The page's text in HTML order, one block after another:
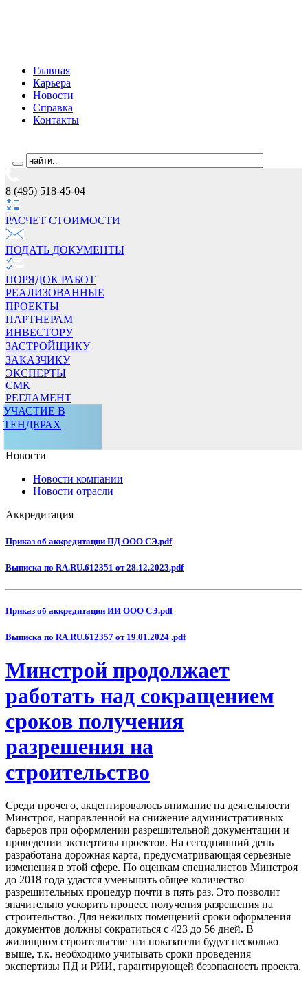
Главная
Карьера
Новости
Справка
Контакты
8 (495) 518-45-04
РАСЧЕТ СТОИМОCТИ
ПОДАТЬ ДОКУМЕНТЫ
ПОРЯДОК РАБОТ
РЕАЛИЗОВАННЫЕ
ПРОЕКТЫ
ПАРТНЕРАМ
ИНВЕСТОРУ
ЗАСТРОЙЩИКУ
ЗАКАЗЧИКУ
ЭКСПЕРТЫ
СМК
РЕГЛАМЕНТ
УЧАСТИЕ В
ТЕНДЕРАХ
Новости
Новости компании
Новости отрасли
Аккредитация
Приказ об аккредитации ПД ООО СЭ.pdf
Выписка по RA.RU.612351 от 28.12.2023.pdf
Приказ об аккредитации ИИ ООО СЭ.pdf
Выписка по RA.RU.612357 от 19.01.2024 .pdf
Минстрой продолжает
работать над сокращением
сроков получения
разрешения на
строительство
Среди прочего, акцентировалось внимание на деятельности
Минстроя, направленной на снижение административных
барьеров при оформлении разрешительной документации и
проведении экспертизы проектов. На сегодняшний день
разработана дорожная карта, предусматривающая серьезные
изменения в этой сфере. По оценкам специалистов Минстроя
до 2018 года удастся уменьшить общее количество
разрешительных процедур почти в пять раз. Это позволит
значительно ускорить процесс получения разрешения на
строительство. Для нежилых помещений сроки оформления
документов должны сократиться с 423 до 56 дней. В
жилищном строительстве эти показатели будут несколько
выше, т.к. необходимо учитывать сроки проведения
экспертизы ПД и РИИ, гарантирующей безопасность проекта.